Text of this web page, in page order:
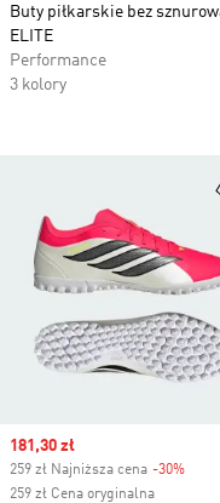
Sale price
181,30 zł
259 zł Najniższa cena -30%
259 zł Cena oryginalna
Buty piłkarskie bez
ELITE
Performance
3 kolory